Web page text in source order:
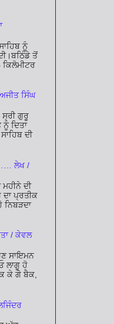
ਨੂੰ
ਤੋਂ
ਕਿਲੋਮੀਟਰ
ਸਿੰਘ
ਸ੍ਰੀ ਗੁਰੂ
ਦਿਤਾ
ਦੀ
ਲੇਖ /
ਦੀ
ਪ੍ਰਤੀਕ
ਨਿਬੜਦਾ
/ ਕੇਵਲ
ਸਾਇਮਨ
ਲਾਗੂ ਹੋ
ਕੇ ਗੋ ਬੈਕ,